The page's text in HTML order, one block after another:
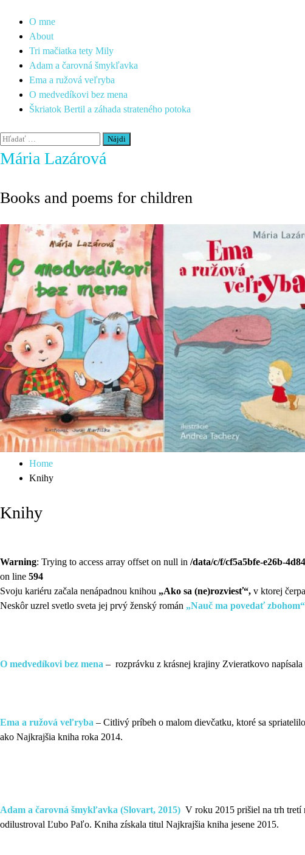
O mne
About
Tri mačiatka tety Mily
Adam a čarovná šmykľavka
Ema a ružová veľryba
O medvedíkovi bez mena
Škriatok Bertil a záhada strateného potoka
Mária Lazárová
Books and poems for children
Home
Knihy
Knihy
Warning: Trying to access array offset on null in /data/c/f/cf5a5bfe-e26b-
on line 594
Svoju kariéru začala nenápadnou knihou „Ako sa (ne)rozviesť“, v ktorej
Neskôr uzrel svetlo sveta jej prvý ženský román „Nauč ma povedať zbohom“
O medvedíkovi bez mena – rozprávku z krásnej krajiny Zvieratkovo
Ema a ružová veľryba – Citlivý príbeh o malom dievčatku, ktoré sa
ako Najkrajšia kniha roka 2014.
Adam a čarovná šmykľavka (Slovart, 2015) V roku 2015 prišiel na trh tretí
odilustroval Ľubo Paľo. Kniha získala titul Najkrajšia kniha jesene 2015.